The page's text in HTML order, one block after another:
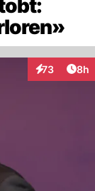
73
Interaktionen
8h